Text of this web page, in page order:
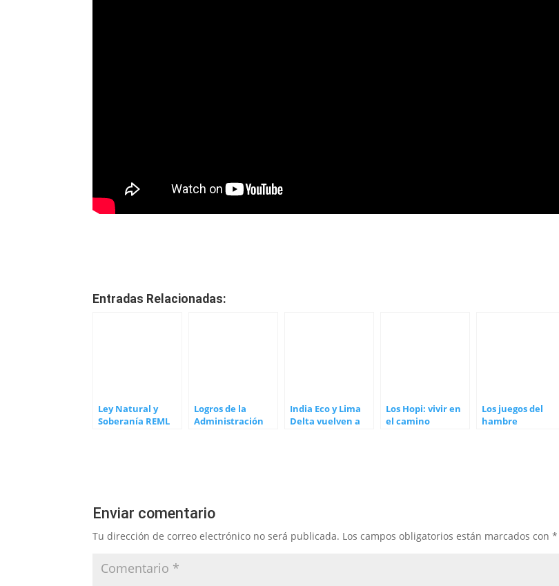
Entradas Relacionadas:
Ley Natural y
Soberanía REML
Logros de la
Administración
India Eco y Lima
Delta vuelven a
Los Hopi: vivir en
el camino
Los juegos del
hambre
Enviar comentario
Tu dirección de correo electrónico no será publicada. Los campos obligatorios están marcados con*